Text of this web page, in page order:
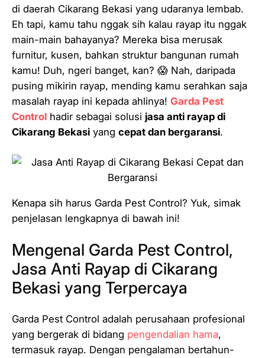
di daerah Cikarang Bekasi yang udaranya lembab.
Eh tapi, kamu tahu nggak sih kalau rayap itu nggak
main-main bahayanya? Mereka bisa merusak
furnitur, kusen, bahkan struktur bangunan rumah
kamu! Duh, ngeri banget, kan? 😱 Nah, daripada
pusing mikirin rayap, mending kamu serahkan saja
masalah rayap ini kepada ahlinya! Garda Pest
Control hadir sebagai solusi jasa anti rayap di
Cikarang Bekasi yang cepat dan bergaransi.
Kenapa sih harus Garda Pest Control? Yuk, simak
penjelasan lengkapnya di bawah ini!
Mengenal Garda Pest Control,
Jasa Anti Rayap di Cikarang
Bekasi yang Terpercaya
Garda Pest Control adalah perusahaan profesional
yang bergerak di bidang pengendalian hama,
termasuk rayap. Dengan pengalaman bertahun-